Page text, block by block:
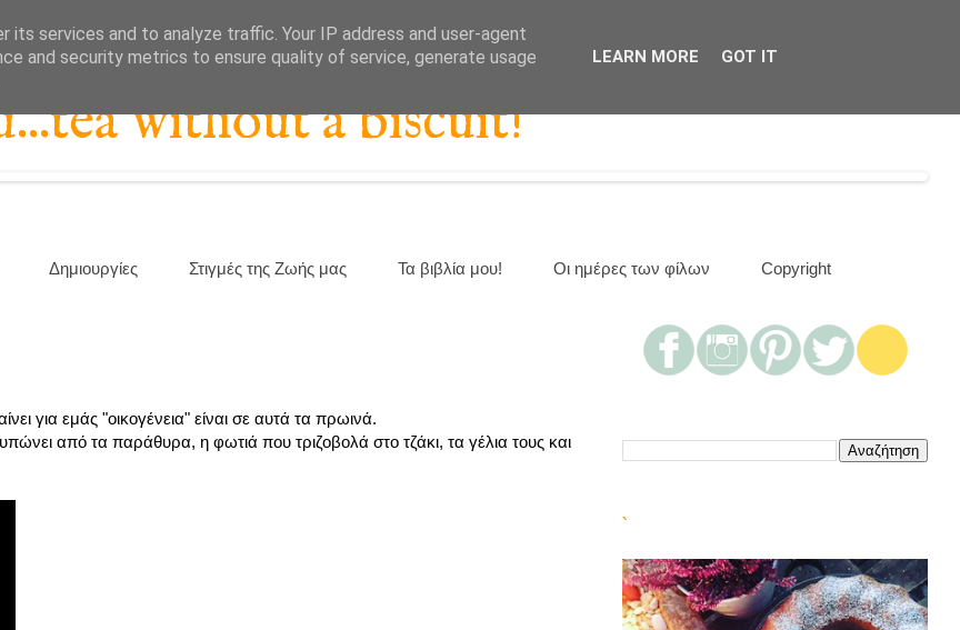
without a biscuit!
Δημιουργίες Στιγμές της Ζωής μας Τα βιβλία μου! Οι ημέρες των φίλων Copyright
για εμάς "οικογένεια" είναι σε αυτά τα πρωινά.
από τα παράθυρα, η φωτιά που τριζοβολά στο τζάκι, τα γέλια τους και
`
services and to analyze traffic. Your IP address and user-agent
and security metrics to ensure quality of service, generate usage
LEARN MORE GOT IT